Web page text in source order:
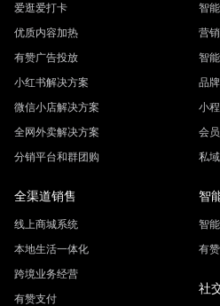
爱逛爱打卡
优质内容加热
有赞广告投放
小红书解决方案
微信小店解决方案
全网外卖解决方案
分销平台和群团购
智
营
智
品
小
会
私
全渠道销售
线上商城系统
本地生活一体化
跨境业务经营
有赞支付
智
智
有
社